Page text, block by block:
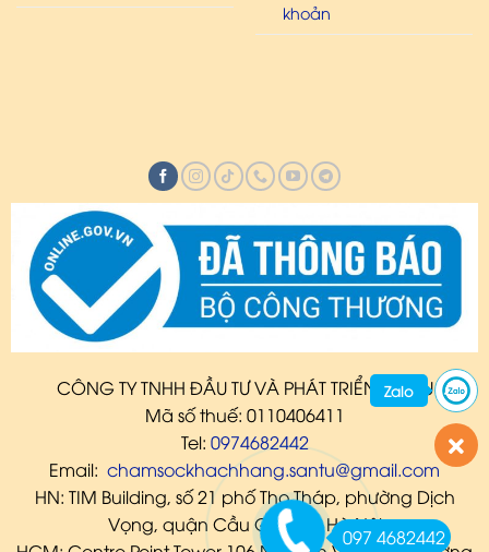
khoản
CÔNG TY TNHH ĐẦU TƯ VÀ PHÁT TRIỂN SANTU
Mã số thuế: 0110406411
Tel: 0974682442
Email: chamsockhachhang.santu@gmail.com
HN: TIM Building, số 21 phố Thọ Tháp, phường Dịch
Vọng, quận Cầu Giấy, TP. Hà Nội
097 4682442
Zalo